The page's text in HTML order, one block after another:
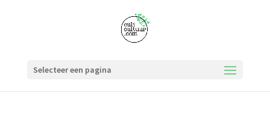
Selecteer een pagina